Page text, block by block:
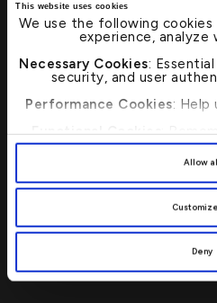
This website uses cookies
We use the following
experience, analyze
Necessary Cookies:
security, and user
Performance Cookies: Help
Functional Cookies:
, you
Allow
Customize
Deny
→
بيت التمويل الكويتي
بات الآن أسرع وأبسط
المصرفية